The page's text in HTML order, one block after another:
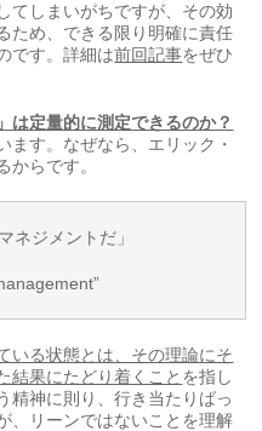
てしまいがちですが、その効
ため、できる限り明確に責任
です。詳細は前回記事をぜひ
は定量的に測定できるのか？
ます。なぜなら、エリック・
からです。
ネジメントだ」
いる状態とは、その理論にそ
結果にたどり着くこと を指し
精神に則り、行き当たりばっ
、リーンではないことを理解